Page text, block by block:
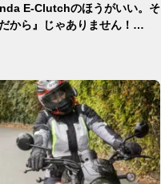
E-Clutchのほうがいい。そ
から』じゃありません！